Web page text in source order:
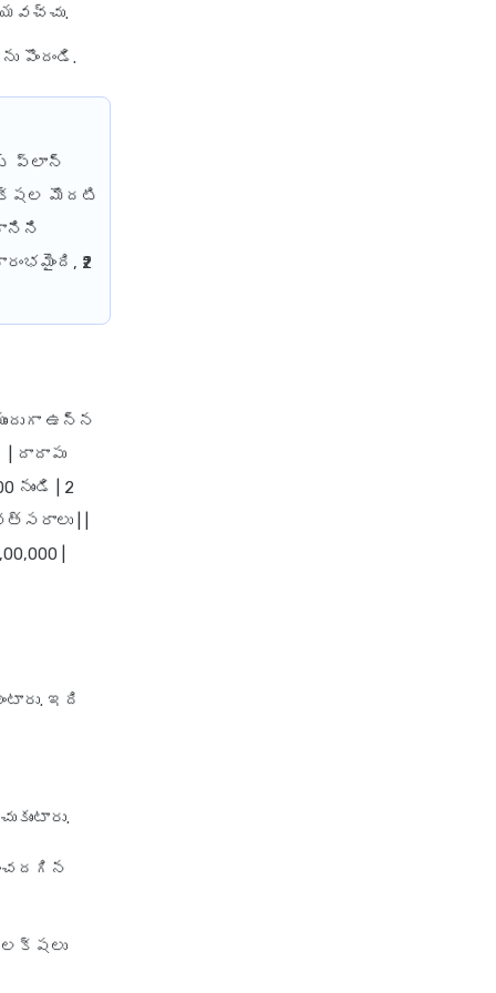
పొందండి.
ప్లాన్
మొదటి
₹2
ఉన్న
| దాదాపు
నుండి | 2
| |
|
ఇది
లక్షలు